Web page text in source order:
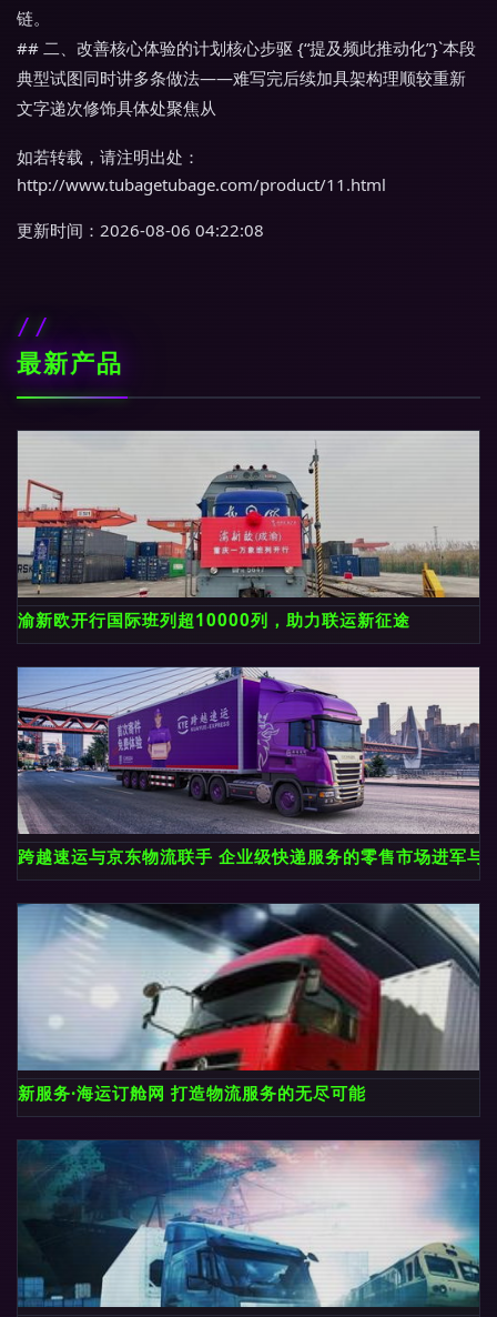
链。
## 二、改善核心体验的计划核心步驱 {“提及频此推动化”}`本段
典型试图同时讲多条做法——难写完后续加具架构理顺较重新
文字递次修饰具体处聚焦从
如若转载，请注明出处：
http://www.tubagetubage.com/product/11.html
更新时间：2026-08-06 04:22:08
最新产品
渝新欧开行国际班列超10000列，助力联运新征途
跨越速运与京东物流联手 企业级快递服务的零售市场进军与
新服务·海运订舱网 打造物流服务的无尽可能